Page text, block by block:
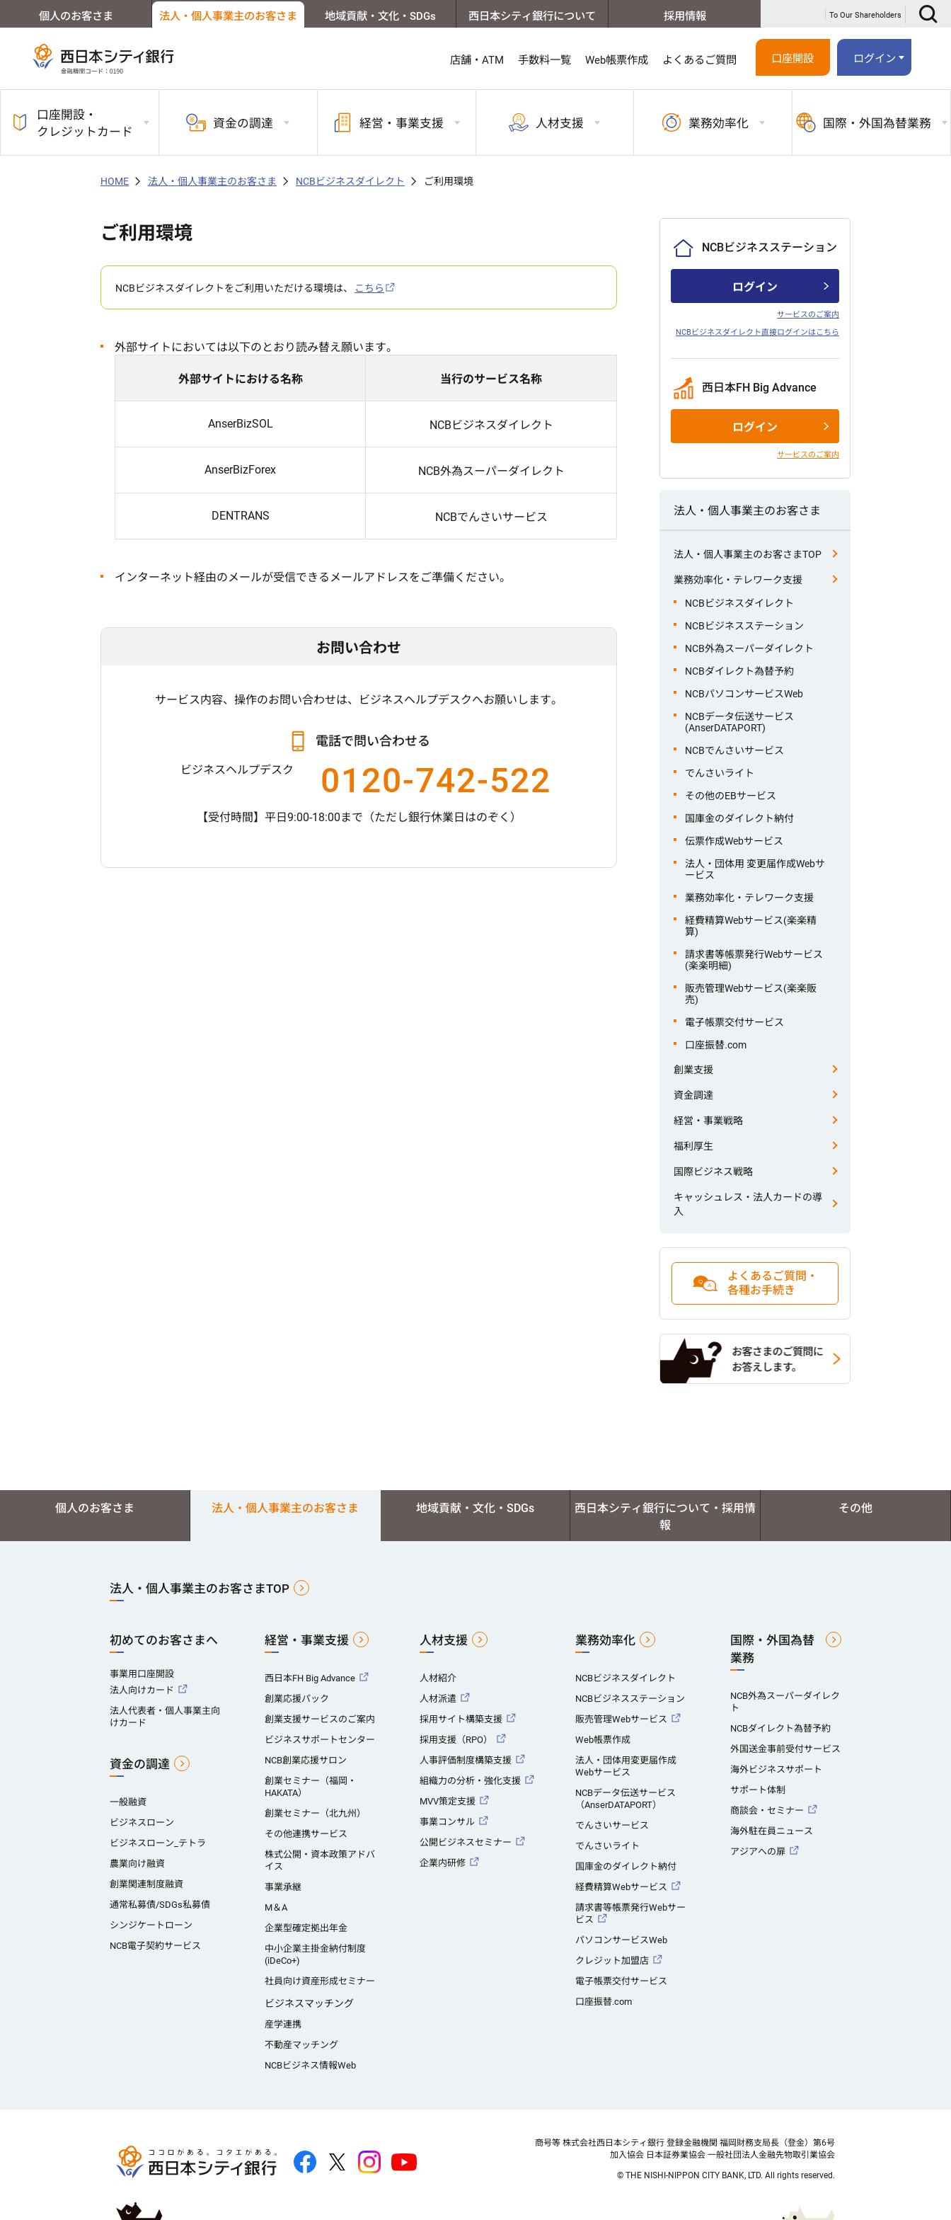
個人のお客さま 法人・個人事業主のお客さま 地域貢献・文化・SDGs 西日本シティ銀行について 採用情報 To Our Shareholders
店舗・ATM 手数料一覧 Web帳票作成 よくあるご質問 口座開設 ログイン
口座開設・
クレジットカード
資金の調達 経営・事業支援 人材支援 業務効率化 国際・外国為替業務
HOME 法人・個人事業主のお客さま NCBビジネスダイレクト ご利用環境
ご利用環境
NCBビジネスダイレクトをご利用いただける環境は、 こちら
外部サイトにおいては以下のとおり読み替え願います。
外部サイトにおける名称 当行のサービス名称
AnserBizSOL NCBビジネスダイレクト
AnserBizForex NCB外為スーパーダイレクト
DENTRANS NCBでんさいサービス
インターネット経由のメールが受信できるメールアドレスをご準備ください。
お問い合わせ
サービス内容、操作のお問い合わせは、ビジネスヘルプデスクへお願いします。
電話で問い合わせる
ビジネスヘルプデスク 0120-742-522
【受付時間】平日9:00-18:00まで （ただし銀行休業日はのぞく）
NCBビジネスステーション
ログイン
サービスのご案内
NCBビジネスダイレクト直接ログインはこちら
西日本FH Big Advance
ログイン
サービスのご案内
法人・個人事業主のお客さま
法人・個人事業主のお客さまTOP
業務効率化・テレワーク支援
NCBビジネスダイレクト
NCBビジネスステーション
NCB外為スーパーダイレクト
NCBダイレクト為替予約
NCBパソコンサービスWeb
NCBデータ伝送サービス
(AnserDATAPORT)
NCBでんさいサービス
でんさいライト
その他のEBサービス
国庫金のダイレクト納付
伝票作成Webサービス
法人・団体用 変更届作成Webサ
ービス
業務効率化・テレワーク支援
経費精算Webサービス(楽楽精
算)
請求書等帳票発行Webサービス
(楽楽明細)
販売管理Webサービス(楽楽販
売)
電子帳票交付サービス
口座振替.com
創業支援
資金調達
経営・事業戦略
福利厚生
国際ビジネス戦略
キャッシュレス・法人カードの導
入
よくあるご質問・
各種お手続き
個人のお客さま 法人・個人事業主のお客さま 地域貢献・文化・SDGs
西日本シティ銀行について・採用情
報
その他
法人・個人事業主のお客さまTOP
初めてのお客さまへ
事業用口座開設
法人向けカード
法人代表者・個人事業主向
けカード
資金の調達
一般融資
ビジネスローン
ビジネスローン_テトラ
農業向け融資
創業関連制度融資
通常私募債/SDGs私募債
シンジケートローン
NCB電子契約サービス
経営・事業支援
西日本FH Big Advance
創業応援パック
創業支援サービスのご案内
ビジネスサポートセンター
NCB創業応援サロン
創業セミナー（福岡・
HAKATA）
創業セミナー（北九州）
その他連携サービス
株式公開・資本政策アドバ
イス
事業承継
M＆A
企業型確定拠出年金
中小企業主掛金納付制度
(iDeCo+)
社員向け資産形成セミナー
ビジネスマッチング
産学連携
不動産マッチング
NCBビジネス情報Web
人材支援
人材紹介
人材派遣
採用サイト構築支援
採用支援（RPO）
人事評価制度構築支援
組織力の分析・強化支援
MVV策定支援
事業コンサル
公開ビジネスセミナー
企業内研修
業務効率化
NCBビジネスダイレクト
NCBビジネスステーション
販売管理Webサービス
Web帳票作成
法人・団体用変更届作成
Webサービス
NCBデータ伝送サービス
（AnserDATAPORT）
でんさいサービス
でんさいライト
国庫金のダイレクト納付
経費精算Webサービス
請求書等帳票発行Webサー
ビス
パソコンサービスWeb
クレジット加盟店
電子帳票交付サービス
口座振替.com
国際・外国為替
業務
NCB外為スーパーダイレク
ト
NCBダイレクト為替予約
外国送金事前受付サービス
海外ビジネスサポート
サポート体制
商談会・セミナー
海外駐在員ニュース
アジアへの扉
商号等 株式会社西日本シティ銀行 登録金融機関 福岡財務支局長（登金）第6号
加入協会 日本証券業協会 一般社団法人金融先物取引業協会
© THE NISHI-NIPPON CITY BANK, LTD. All rights reserved.